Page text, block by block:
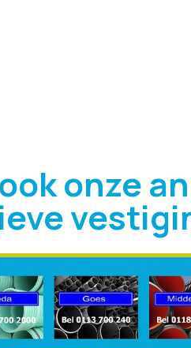
onze